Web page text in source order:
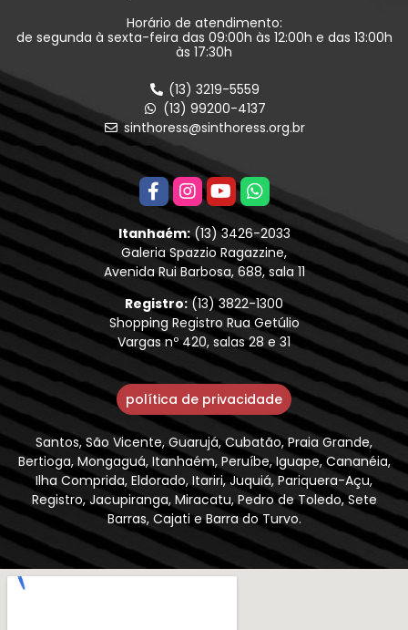
Horário de atendimento:
de segunda à sexta-feira das 09:00h às 12:00h e das 13:00h
às 17:30h
(13) 3219-5559
(13) 99200-4137
sinthoress@sinthoress.org.br
Itanhaém:(13) 3426-2033
Galeria Spazzio Ragazzine,
Avenida Rui Barbosa, 688, sala 11
Registro:(13) 3822-1300
Shopping Registro Rua Getúlio
Vargas nº 420, salas 28 e 31
política de privacidade
Santos, São Vicente, Guarujá, Cubatão, Praia Grande,
Bertioga, Mongaguá, Itanhaém, Peruíbe, Iguape, Cananéia,
Ilha Comprida, Eldorado, Itariri, Juquiá, Pariquera-Açu,
Registro, Jacupiranga, Miracatu, Pedro de Toledo, Sete
Barras, Cajati e Barra do Turvo.